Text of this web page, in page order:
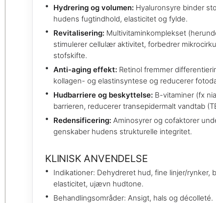
Hydrering og volumen:Hyaluronsyre binder
hudens fugtindhold, elasticitet og fylde.
Revitalisering:Multivitaminkomplekset
stimulerer cellulær aktivitet, forbedrer
stofskifte.
Anti-aging effekt:Retinol fremmer
kollagen- og elastinsyntese og reducerer
Hudbarriere og beskyttelse:B-vitaminer (fx
barrieren, reducerer transepidermalt vandtab
Redensificering:Aminosyrer og cofaktorer
genskaber hudens strukturelle integritet.
KLINISK ANVENDELSE
Indikationer: Dehydreret hud, fine linjer/rynker,
elasticitet, ujævn hudtone.
Behandlingsområder: Ansigt, hals og décolleté.